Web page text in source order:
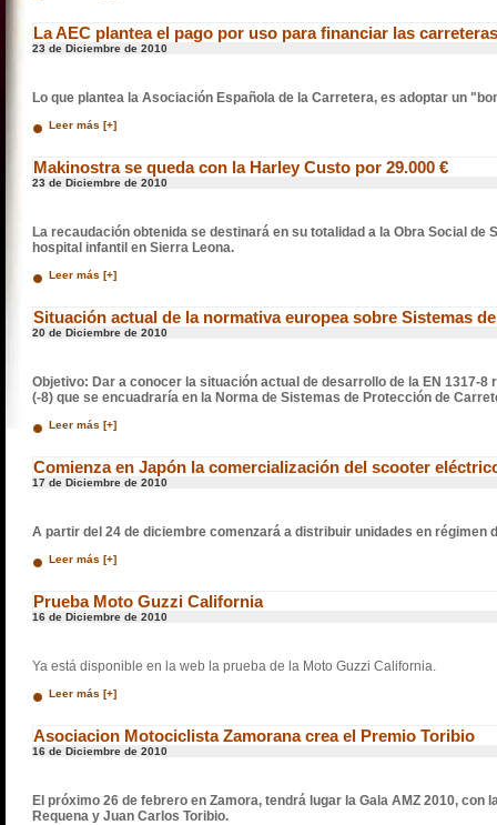
La AEC plantea el pago por uso para financiar las carreteras
23 de Diciembre de 2010
Lo que plantea la Asociación Española de la Carretera, es adoptar un
Leer más [+]
Makinostra se queda con la Harley Custo por 29.000 €
23 de Diciembre de 2010
La recaudación obtenida se destinará en su totalidad a la Obra Social
hospital infantil en Sierra Leona.
Leer más [+]
Situación actual de la normativa europea sobre Sistemas
20 de Diciembre de 2010
Objetivo: Dar a conocer la situación actual de desarrollo de la EN 1317-
(-8) que se encuadraría en la Norma de Sistemas de Protección de
Leer más [+]
Comienza en Japón la comercialización del scooter
17 de Diciembre de 2010
A partir del 24 de diciembre comenzará a distribuir unidades en régimen
Leer más [+]
Prueba Moto Guzzi California
16 de Diciembre de 2010
Ya está disponible en la web la prueba de la Moto Guzzi California.
Leer más [+]
Asociacion Motociclista Zamorana crea el Premio Toribio
16 de Diciembre de 2010
El próximo 26 de febrero en Zamora, tendrá lugar la Gala AMZ 2010, con
Requena y Juan Carlos Toribio.